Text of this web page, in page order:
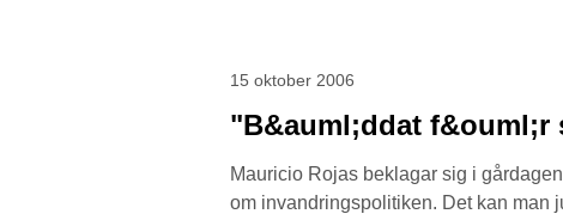
15 oktober 2006
"B&auml;ddat f&ouml;r
Mauricio Rojas beklagar sig i
om invandringspolitiken. Det kan man